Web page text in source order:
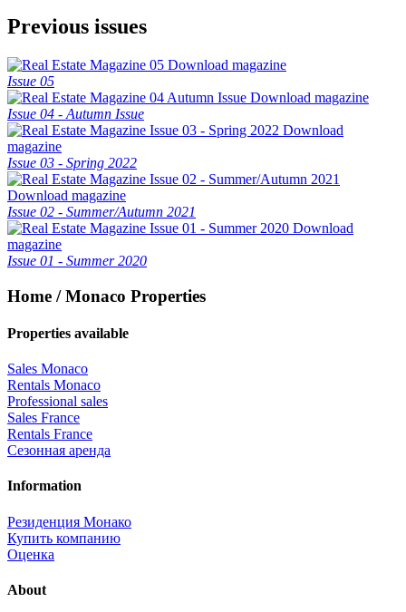
Previous issues
Download magazine
Issue 05
Download magazine
Issue 04 - Autumn Issue
Download
magazine
Issue 03 - Spring 2022
Download magazine
Issue 02 - Summer/Autumn 2021
Download
magazine
Issue 01 - Summer 2020
Home / Monaco Properties
Properties available
Sales Monaco
Rentals Monaco
Professional sales
Sales France
Rentals France
Сезонная аренда
Information
Резиденция Монако
Купить компанию
Оценка
About